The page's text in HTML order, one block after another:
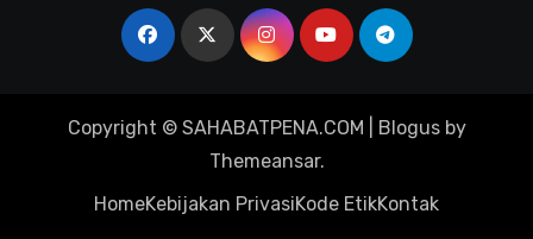
Copyright © SAHABATPENA.COM Blogusby
Themeansar.
HomeKebijakan PrivasiKode EtikKontak